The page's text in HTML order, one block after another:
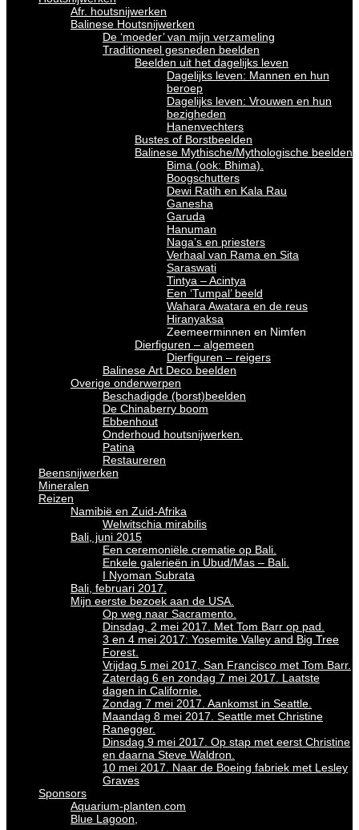
Afr. houtsnijwerken
Balinese Houtsnijwerken
De ‘moeder’ van mijn verzameling
Traditioneel gesneden beelden
Beelden uit het dagelijks leven
Dagelijks leven: Mannen en hun
beroep
Dagelijks leven: Vrouwen en hun
bezigheden
Hanenvechters
Bustes of Borstbeelden
Balinese Mythische/Mythologische beelden
Bima (ook: Bhima).
Boogschutters
Dewi Ratih en Kala Rau
Ganesha
Garuda
Hanuman
Naga’s en priesters
Verhaal van Rama en Sita
Saraswati
Tintya – Acintya
Een ‘Tumpal’ beeld
Wahara Awatara en de reus
Hiranyaksa
Zeemeerminnen en Nimfen
Dierfiguren – algemeen
Dierfiguren – reigers
Balinese Art Deco beelden
Overige onderwerpen
Beschadigde (borst)beelden
De Chinaberry boom
Ebbenhout
Onderhoud houtsnijwerken.
Patina
Restaureren
Beensnijwerken
Mineralen
Reizen
Namibië en Zuid-Afrika
Welwitschia mirabilis
Bali, juni 2015
Een ceremoniële crematie op Bali.
Enkele galerieën in Ubud/Mas – Bali.
I Nyoman Subrata
Bali, februari 2017.
Mijn eerste bezoek aan de USA.
Op weg naar Sacramento.
Dinsdag, 2 mei 2017. Met Tom Barr op pad.
3 en 4 mei 2017: Yosemite Valley and Big Tree
Forest.
Vrijdag 5 mei 2017, San Francisco met Tom Barr.
Zaterdag 6 en zondag 7 mei 2017. Laatste
dagen in Californie.
Zondag 7 mei 2017. Aankomst in Seattle.
Maandag 8 mei 2017. Seattle met Christine
Ranegger.
Dinsdag 9 mei 2017. Op stap met eerst Christine
en daarna Steve Waldron.
10 mei 2017. Naar de Boeing fabriek met Lesley
Graves
Sponsors
Aquarium-planten.com
Blue Lagoon,